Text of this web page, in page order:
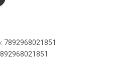
7892968021851